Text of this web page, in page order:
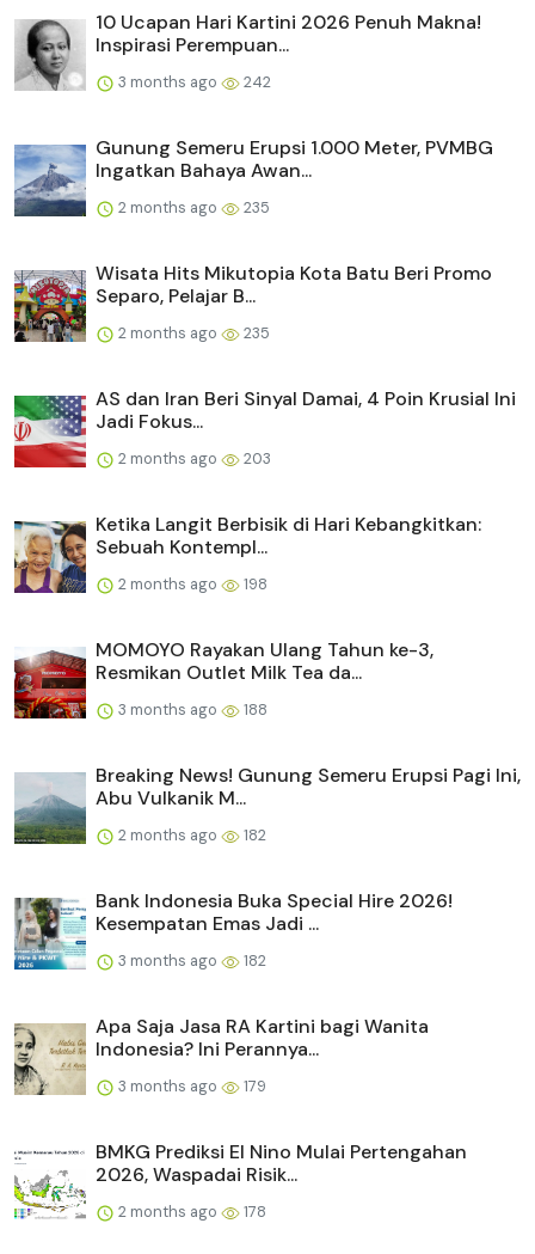
10 Ucapan Hari Kartini 2026 Penuh Makna!
Inspirasi Perempuan...
3 months ago 242
Gunung Semeru Erupsi 1.000 Meter, PVMBG
Ingatkan Bahaya Awan...
2 months ago 235
Wisata Hits Mikutopia Kota Batu Beri Promo
Separo, Pelajar B...
2 months ago 235
AS dan Iran Beri Sinyal Damai, 4 Poin Krusial Ini
Jadi Fokus...
2 months ago 203
Ketika Langit Berbisik di Hari Kebangkitkan:
Sebuah Kontempl...
2 months ago 198
MOMOYO Rayakan Ulang Tahun ke-3,
Resmikan Outlet Milk Tea da...
3 months ago 188
Breaking News! Gunung Semeru Erupsi Pagi Ini,
Abu Vulkanik M...
2 months ago 182
Bank Indonesia Buka Special Hire 2026!
Kesempatan Emas Jadi ...
3 months ago 182
Apa Saja Jasa RA Kartini bagi Wanita
Indonesia? Ini Perannya...
3 months ago 179
BMKG Prediksi El Nino Mulai Pertengahan
2026, Waspadai Risik...
2 months ago 178